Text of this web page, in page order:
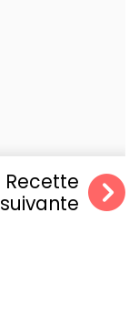
Recette
suivante